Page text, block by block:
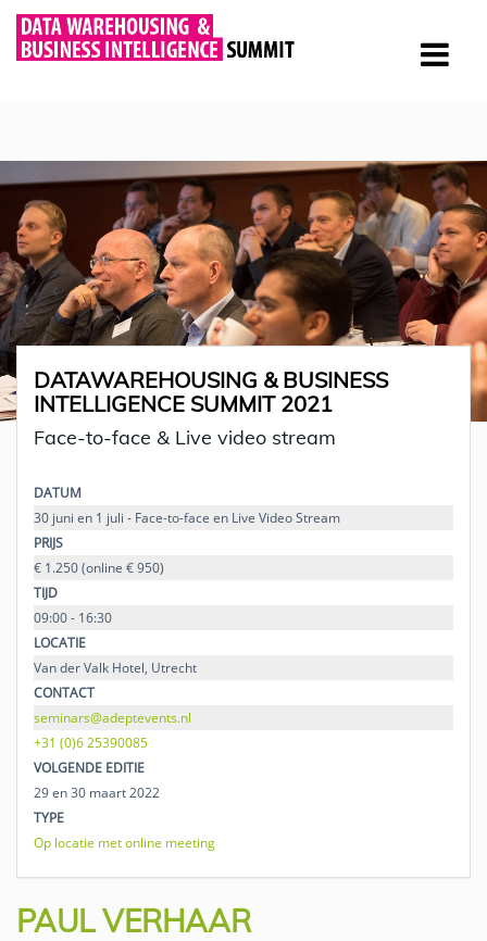
DATAWAREHOUSING & BUSINESS
INTELLIGENCE SUMMIT 2021
Face-to-face & Live video stream
DATUM
30 juni en 1 juli - Face-to-face en Live Video Stream
PRIJS
€ 1.250 (online € 950)
TIJD
09:00 - 16:30
LOCATIE
Van der Valk Hotel, Utrecht
CONTACT
seminars@adeptevents.nl
+31 (0)6 25390085
VOLGENDE EDITIE
29 en 30 maart 2022
TYPE
Op locatie met online meeting
PAUL VERHAAR